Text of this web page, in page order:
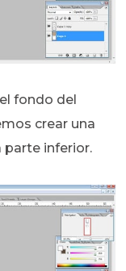
fondo del
crear una
parte inferior.